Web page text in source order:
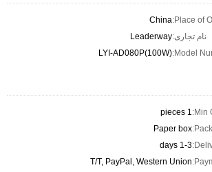
Place of
China
نام تجاری:Leaderway
Model
LYI-AD080P(100W)
Min
1 pieces
Paper box
1-3 days
T/T, PayPal, Western Union